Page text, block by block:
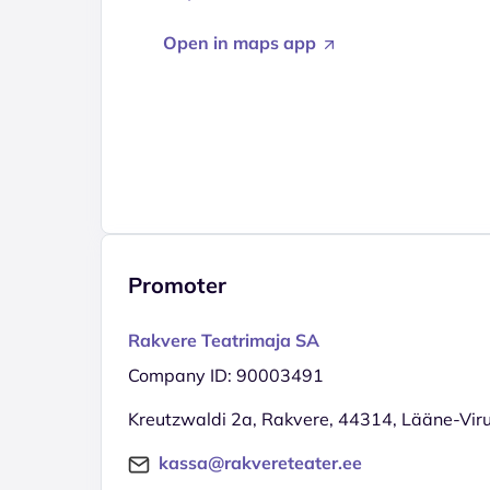
Open in maps app
Promoter
Rakvere Teatrimaja SA
Company ID: 90003491
Kreutzwaldi 2a, Rakvere, 44314, Lääne-
kassa@rakvereteater.ee